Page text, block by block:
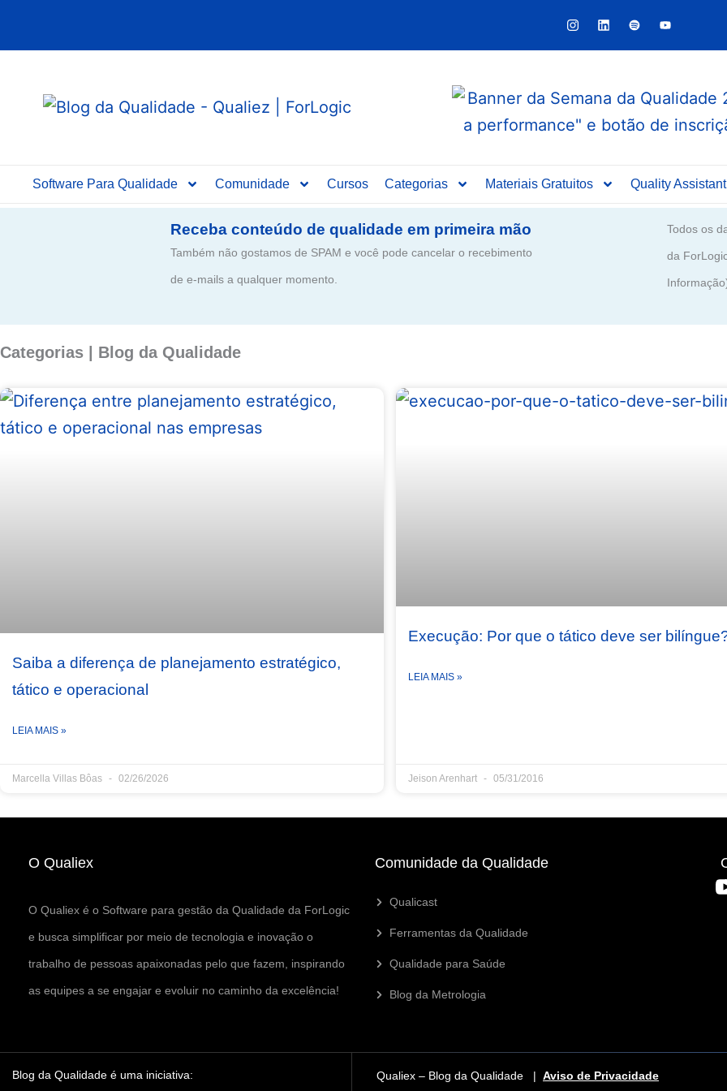
conteúdo
o
t
Software Para Qualidade Comunidade Cursos Categorias Materiais Gratuitos Quality
Receba conteúdo de qualidade em primeira mão
Também não gostamos de SPAM e você pode cancelar o recebimento
de e-mails a qualquer momento.
Todos os
da
Categorias | Blog da Qualidade
Saiba a diferença de planejamento estratégico,
tático e operacional
LEIA MAIS »
Marcella Villas Bôas 02/26/2026
Execução: Por que o tático deve ser
LEIA MAIS »
Jeison Arenhart 05/31/2016
O Qualiex
O Qualiex é o Software para gestão da Qualidade da ForLogic
e busca simplificar por meio de tecnologia e inovação o
trabalho de pessoas apaixonadas pelo que fazem, inspirando
as equipes a se engajar e evoluir no caminho da excelência!
Comunidade da Qualidade
Qualicast
Ferramentas da Qualidade
Qualidade para Saúde
Blog da Metrologia
Blog da Qualidade é uma iniciativa: Qualiex – Blog da Qualidade | Aviso de Privacidade